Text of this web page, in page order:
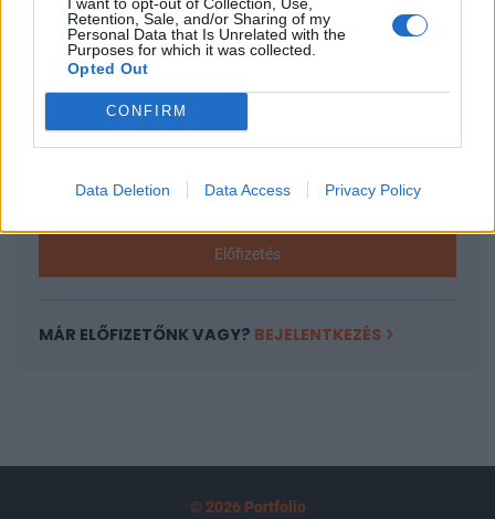
Retention, Sale, and/or Sharing of my
Personal Data that Is Unrelated with the
Purposes for which it was collected.
Opted Out
CONFIRM
Data Deletion Data Access Privacy Policy
A keresett cikk a portfolio.hu hírarchívumához
tartozik, melynek olvasása előfizetéses
regisztrációhoz kötött.
Az előfizetés a következőket tartalmazza:
Portfolio.hu teljes cikkarchívum
kötéslistái
Előfizetés
MÁR ELŐFIZETŐNK VAGY? BEJELENTKEZÉS
© 2026 Portfolio